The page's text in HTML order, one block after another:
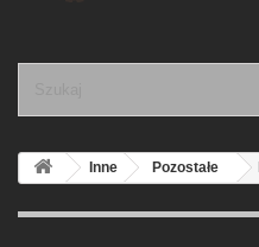
Inne Pozostałe